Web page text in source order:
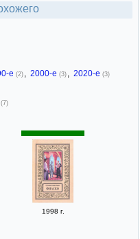
е (2) , 2000-е (3) , 2020-е (3)
(7)
1998 г.